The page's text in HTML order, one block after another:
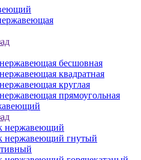
бесшовная
квадратная
круглая
прямоугольная
нержавеющий
нержавеющий гнутый